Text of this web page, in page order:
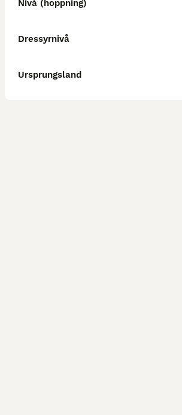
Nivå (hoppning)
Dressyrnivå
Ursprungsland